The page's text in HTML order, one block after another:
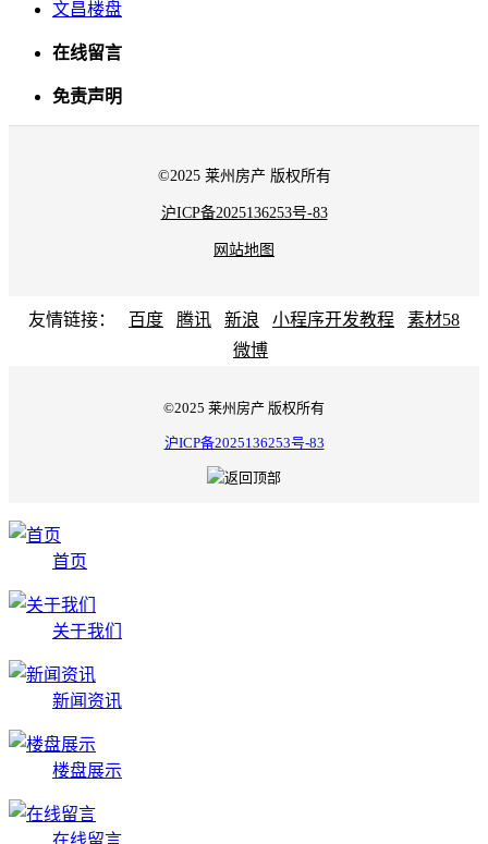
文昌楼盘
在线留言
免责声明
©2025 莱州房产 版权所有
沪ICP备2025136253号-83
网站地图
友情链接： 百度 腾讯 新浪 小程序开发教程
素材58
微博
©2025 莱州房产 版权所有
沪ICP备2025136253号-83
首页
关于我们
新闻资讯
楼盘展示